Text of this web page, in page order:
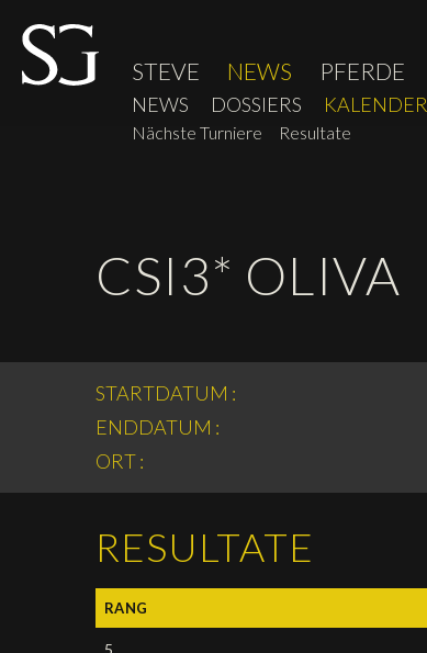
STEVE NEWS PFERDE
NEWS DOSSIERS KALENDER
Nächste Turniere Resultate
CSI3* OLIVA
STARTDATUM :
ENDDATUM :
ORT :
RESULTATE
RANG
5